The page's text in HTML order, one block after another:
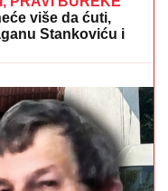
udario u bicikl,